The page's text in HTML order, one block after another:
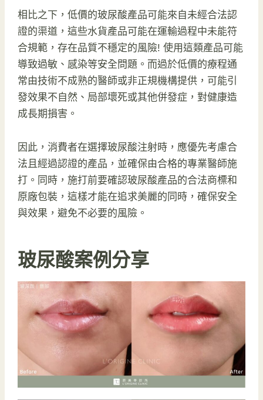
相比之下，低價的玻尿酸產品可能來自未經合法認
證的渠道，這些水貨產品可能在運輸過程中未能符
合規範，存在品質不穩定的風險! 使用這類產品可能
導致過敏、感染等安全問題。而過於低價的療程通
常由技術不成熟的醫師或非正規機構提供，可能引
發效果不自然、局部壞死或其他併發症，對健康造
成長期損害。
因此，消費者在選擇玻尿酸注射時，應優先考慮合
法且經過認證的產品，並確保由合格的專業醫師施
打。同時，施打前要確認玻尿酸產品的合法商標和
原廠包裝，這樣才能在追求美麗的同時，確保安全
與效果，避免不必要的風險。
玻尿酸案例分享